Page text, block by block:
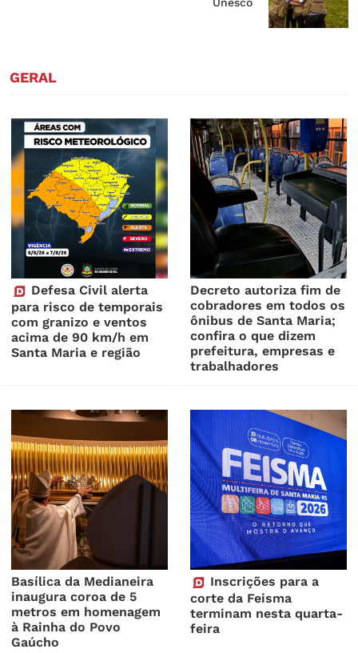
Unesco
GERAL
Defesa Civil alerta
para risco de temporais
com granizo e ventos
acima de 90 km/h em
Santa Maria e região
Decreto autoriza fim de
cobradores em todos os
ônibus de Santa Maria;
confira o que dizem
prefeitura, empresas e
trabalhadores
Basílica da Medianeira
inaugura coroa de 5
metros em homenagem
à Rainha do Povo
Gaúcho
Inscrições para a
corte da Feisma
terminam nesta quarta-
feira